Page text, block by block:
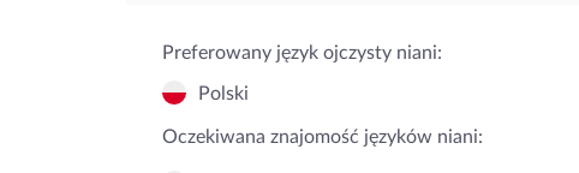
Preferowany język ojczysty niani:
Polski
Oczekiwana znajomość języków niani: